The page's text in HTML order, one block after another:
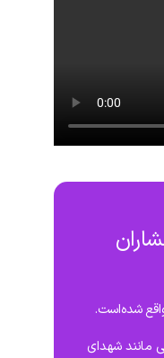
شده‌است.
مانند شهدای